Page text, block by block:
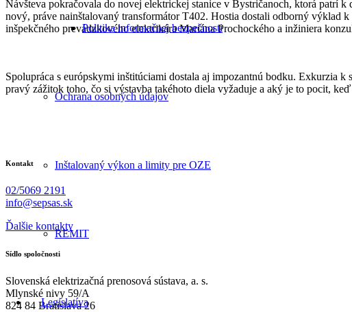
Politika informačnej bezpečnosti
Ochrana osobných údajov
Inštalovaný výkon a limity pre OZE
REMIT
Legislatíva
Návšteva pokračovala do novej elektrickej stanice v Bystričanoch, ktorá patrí
nový, práve nainštalovaný transformátor T402. Hostia dostali odborný výklad
inšpekčného prevádzkového elektrikára Mariána Prochockého a inžiniera
Spolupráca s európskymi inštitúciami dostala aj impozantnú bodku. Exkurzia
pravý zážitok toho, čo si výstavba takéhoto diela vyžaduje a aký je to pocit,
Kontakt
02/5069 2191
info@sepsas.sk
Ďalšie kontakty
Sídlo spoločnosti
Slovenská elektrizačná prenosová sústava, a. s.
Mlynské nivy 59/A
824 84 Bratislava 26